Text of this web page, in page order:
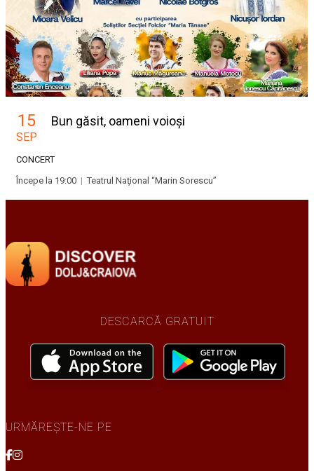
15
SEP
Bun găsit, oameni voioși
CONCERT
Începe la 19:00 |Teatrul Naţional “Marin Sorescu”
DESCARCĂ GRATUIT
URMĂREȘTE-NE PE